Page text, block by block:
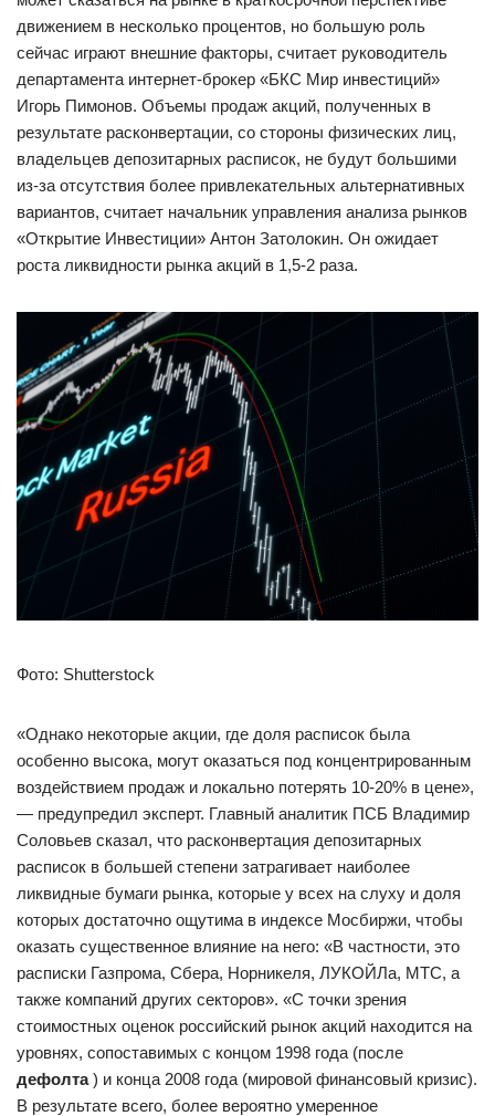
движением в несколько процентов, но большую роль
сейчас играют внешние факторы, считает руководитель
департамента интернет-брокер «БКС Мир инвестиций»
Игорь Пимонов. Объемы продаж акций, полученных в
результате расконвертации, со стороны физических лиц,
владельцев депозитарных расписок, не будут большими
из-за отсутствия более привлекательных альтернативных
вариантов, считает начальник управления анализа рынков
«Открытие Инвестиции» Антон Затолокин. Он ожидает
роста ликвидности рынка акций в 1,5-2 раза.
Фото: Shutterstock
«Однако некоторые акции, где доля расписок была
особенно высока, могут оказаться под концентрированным
воздействием продаж и локально потерять 10-20% в цене»,
— предупредил эксперт. Главный аналитик ПСБ Владимир
Соловьев сказал, что расконвертация депозитарных
расписок в большей степени затрагивает наиболее
ликвидные бумаги рынка, которые у всех на слуху и доля
которых достаточно ощутима в индексе Мосбиржи, чтобы
оказать существенное влияние на него: «В частности, это
расписки Газпрома, Сбера, Норникеля, ЛУКОЙЛа, МТС, а
также компаний других секторов». «С точки зрения
стоимостных оценок российский рынок акций находится на
уровнях, сопоставимых с концом 1998 года (после
дефолта) и конца 2008 года (мировой финансовый кризис).
В результате всего, более вероятно умеренное